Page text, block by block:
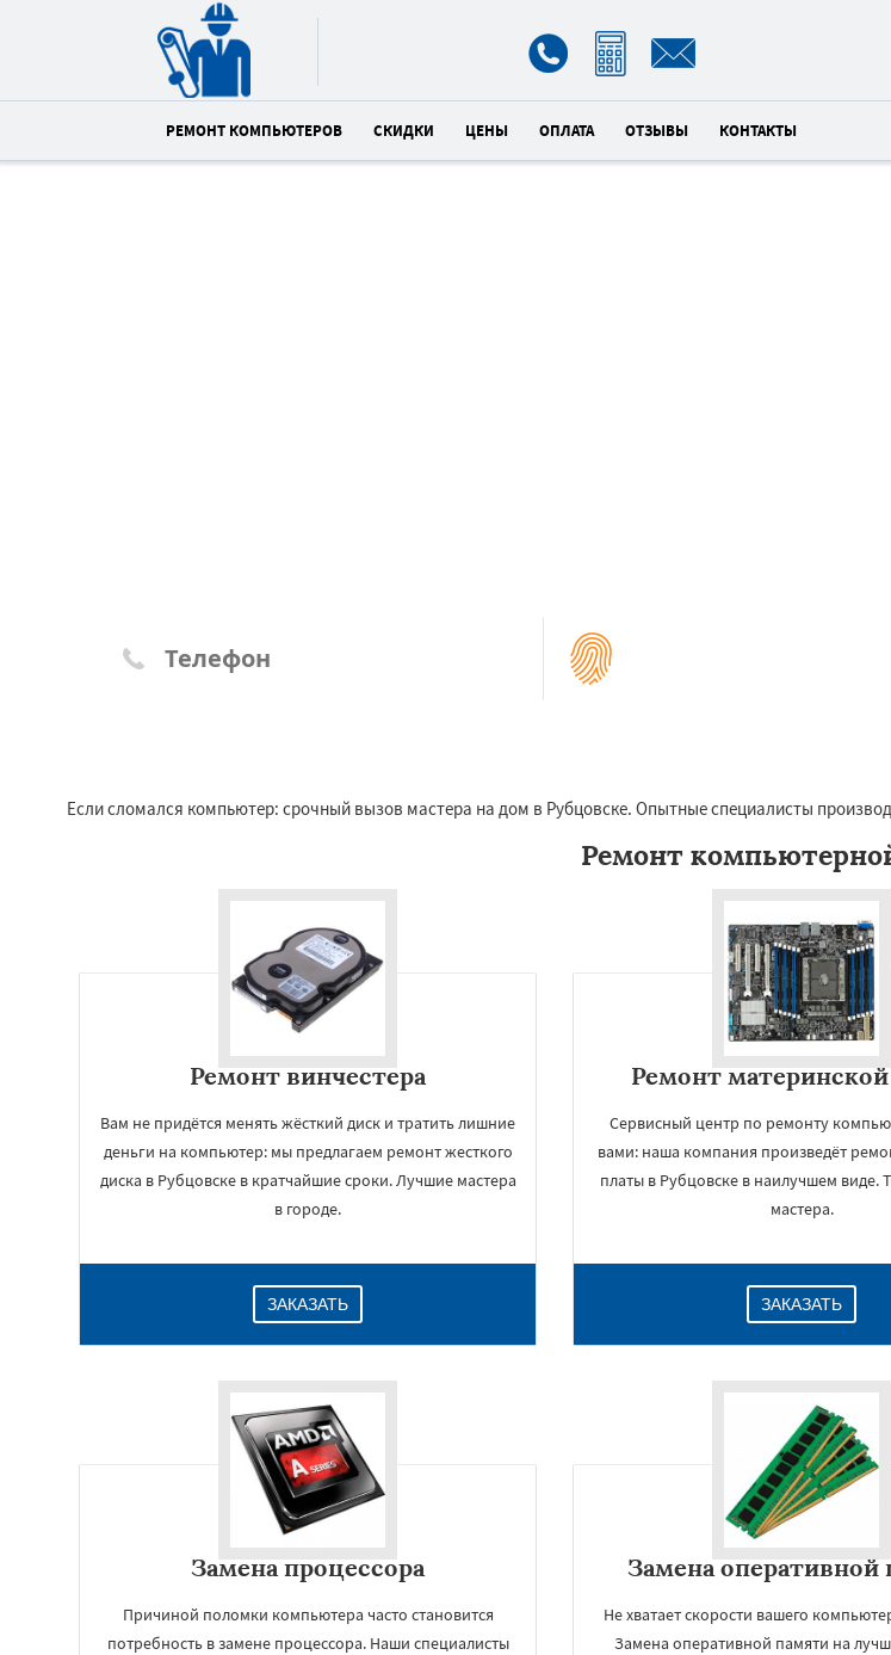
РЕМОНТ КОМПЬЮТЕРОВ СКИДКИ ЦЕНЫ ОПЛАТА ОТЗЫВЫ КОНТАКТЫ
Если сломался компьютер: срочный вызов мастера на дом в Рубцовске. Опытные специалисты
Ремонт
Ремонт винчестера
Вам не придётся менять жёсткий диск и тратить лишние
деньги на компьютер: мы предлагаем ремонт жесткого
диска в Рубцовске в кратчайшие сроки. Лучшие мастера
в городе.
ЗАКАЗАТЬ
Ремонт
Сервисный центр по ремонту
вами: наша компания произведёт
платы в Рубцовске в наилучшем виде.
мастера.
ЗАКАЗАТЬ
Замена процессора
Причиной поломки компьютера часто становится
потребность в замене процессора. Наши специалисты
Замена оперативной
Не хватает скорости вашего
Замена оперативной памяти на